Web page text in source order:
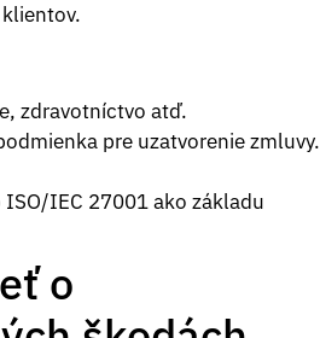
zdravotníctvo atď.
pre uzatvorenie zmluvy.
IEC 27001 ako základu
o